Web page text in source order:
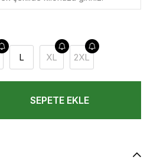
L XL 2XL